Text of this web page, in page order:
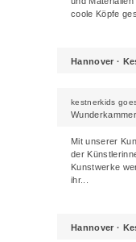
coole Köpfe
Hannover ·
kestnerkids
Mit unserer
der
Kunstwerke
ihr...
Hannover ·